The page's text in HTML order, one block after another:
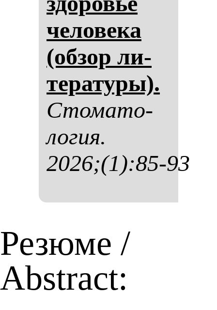
че­ло­ве­ка
(об­зор ли­
те­ра­ту­ры).
Сто­ма­то­
ло­гия.
2026;(1):85-93
Резюме /
Abstract: